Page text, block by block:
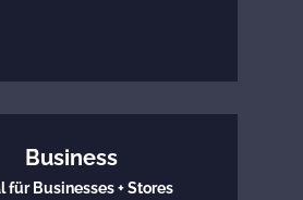
Business
für Businesses + Stores